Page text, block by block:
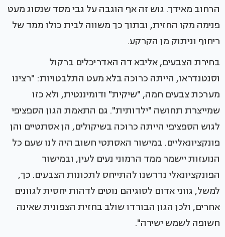
הרחוב מאידך. גוש זה אף הוגבה על גבי מסד שנסוג מעט
פנימה מקו החזית, ובתוך כך משווה לבית כולו ממד של
ריחוף וניתוק מן הקרקע.
בחירת הצבעים, אליבא דה האדריכלים ברקול
וסנטנדראו, הייתה כרוכה בלא מעט התלבטויות: "רצינו
מערכת צבעים חמה, "שיקית" ודומיננטית, ולא כזו
שמייצרת תחושה "ילדותית". גם התאמת הגון הספציפי
לגוש הספציפי הייתה כרוכה בשיקולים, הן אסתטיים והן
פונקציונאליים. במישור האסתטי חשוב היה לנו שעם כל
הנועזות יישמר ממד הרמוני נעים לעין, ובמישור
הפונקציונאלי נדרשנו להתייחס לתכונות הצבעים. כך,
למשל, גווני אדום לסוגיהם נוטים לדהות יחסית לגוונים
אחרים, ולכן הגון הבורדו שולב בחזית הצפונית שאינה
חשופה לשמש ישירה".